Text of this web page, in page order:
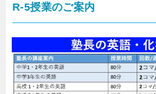
R-5授業のご案内